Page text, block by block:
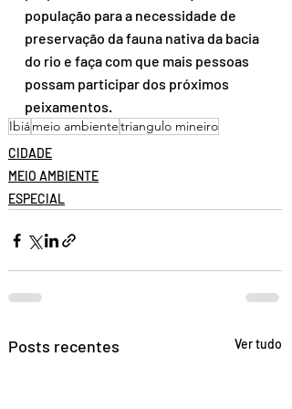
população para a necessidade de
preservação da fauna nativa da bacia
do rio e faça com que mais pessoas
possam participar dos próximos
peixamentos.
Ibiámeio ambientetriangulo mineiro
CIDADE
MEIO AMBIENTE
ESPECIAL
Posts recentes Ver tudo